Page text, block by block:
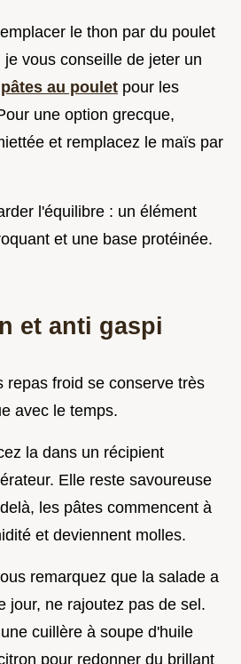
le thon par du poulet
vous conseille de jeter un
au poulet pour les
une option grecque,
et remplacez le maïs par
l'équilibre : un élément
et une base protéinée.
et anti gaspi
repas froid se conserve très
avec le temps.
la dans un récipient
Elle reste savoureuse
les pâtes commencent à
et deviennent molles.
remarquez que la salade a
jour, ne rajoutez pas de sel.
cuillère à soupe d'huile
pour redonner du brillant